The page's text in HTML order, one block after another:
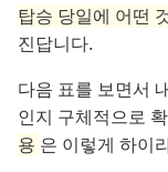
탑승 당일에 어떤
진답니다.
다음 표를 보면서
인지 구체적으로
용 은 이렇게 하이